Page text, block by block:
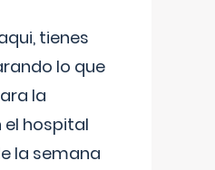
tienes
lo que
la
el hospital
la semana